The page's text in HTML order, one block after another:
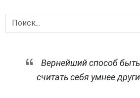
Вернейший способ
считать себя умнее